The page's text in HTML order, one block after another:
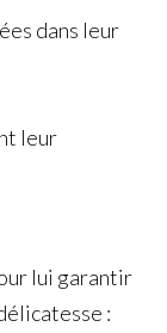
dans leur
leur
lui garantir
: